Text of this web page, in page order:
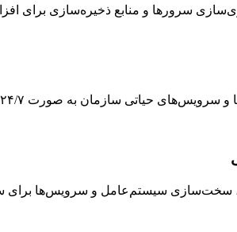
سرورها و منابع ذخیره‌سازی برای
به صورت ۲۴/۷ با داشبوردهای تحلیلی و هشداردهی هوشمند.
سخت‌سازی سیستم‌عامل و سرویس‌ها برای